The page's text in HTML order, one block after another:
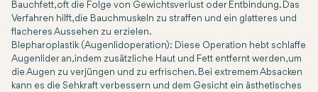
Bauchfett, oft die Folge von Gewichtsverlust oder Entbindung. Das
Verfahren hilft, die Bauchmuskeln zu straffen und ein glatteres und
flacheres Aussehen zu erzielen.
Blepharoplastik (Augenlidoperation): Diese Operation hebt schlaffe
Augenlider an, indem zusätzliche Haut und Fett entfernt werden, um
die Augen zu verjüngen und zu erfrischen. Bei extremem Absacken
kann es die Sehkraft verbessern und dem Gesicht ein ästhetisches